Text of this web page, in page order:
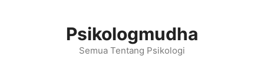
Psikologmudha
Semua Tentang Psikologi